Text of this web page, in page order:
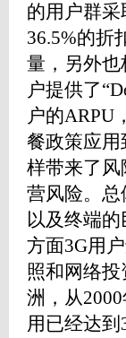
的用户群
36.5%的折
量，另外
户提供了
户的ARPU
餐政策应
样带来了
营风险。
以及终端
方面3G用
照和网络
洲，从
用已经达